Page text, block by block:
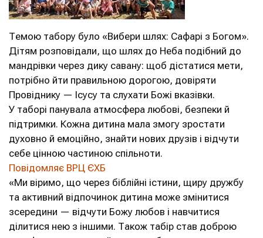
Темою табору було «Вибери шлях: Сафарі з Богом».
Дітям розповідали, що шлях до Неба подібний до
мандрівки через дику савану: щоб дістатися мети,
потрібно йти правильною дорогою, довіряти
Провіднику — Ісусу та слухати Божі вказівки.
У таборі панувала атмосфера любові, безпеки й
підтримки. Кожна дитина мала змогу зростати
духовно й емоційно, знайти нових друзів і відчути
себе цінною частиною спільноти.
Повідомляє ВРЦ ЄХБ
«Ми віримо, що через біблійні істини, щиру дружбу
та активний відпочинок дитина може змінитися
зсередини — відчути Божу любов і навчитися
ділитися нею з іншими. Також табір став доброю